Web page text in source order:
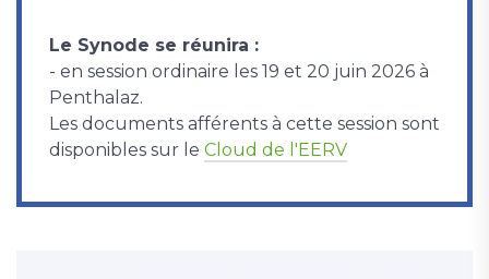
Le Synode se réunira :
- en session ordinaire les 19 et 20 juin 2026 à
Penthalaz.
Les documents afférents à cette session sont
disponibles sur le Cloud de l'EERV